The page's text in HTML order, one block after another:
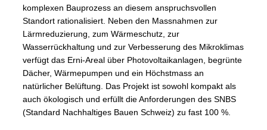
komplexen Bauprozess an diesem anspruchsvollen
Standort rationalisiert. Neben den Massnahmen zur
Lärmreduzierung, zum Wärmeschutz, zur
Wasserrückhaltung und zur Verbesserung des Mikroklimas
verfügt das Erni-Areal über Photovoltaikanlagen, begrünte
Dächer, Wärmepumpen und ein Höchstmass an
natürlicher Belüftung. Das Projekt ist sowohl kompakt als
auch ökologisch und erfüllt die Anforderungen des SNBS
(Standard Nachhaltiges Bauen Schweiz) zu fast 100 %.